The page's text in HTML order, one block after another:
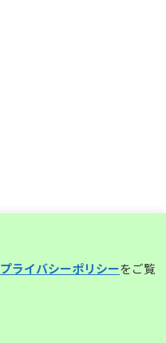
プライバシーポリシーをご覧